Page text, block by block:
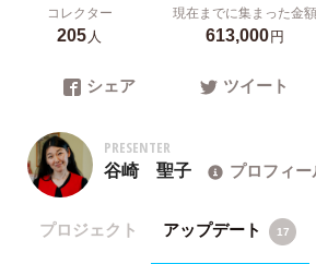
コレクター
205人
現在までに集まった金額
613,000円
シェア ツイート
PRESENTER
谷崎 聖子 プロフィ
プロジェクト アップデート 17